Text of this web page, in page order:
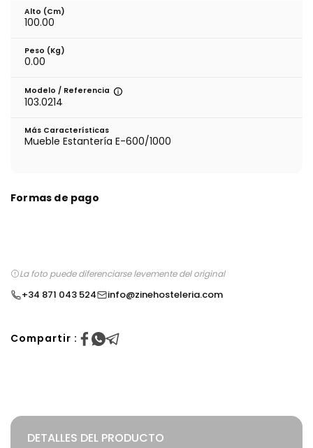
Alto (cm)
100.00
Peso (kg)
0.00
Modelo / Referencia
103.0214
Más Características
Mueble Estantería E-600/1000
Formas de pago
La foto puede diferenciarse levemente del original
+34 871 043 524 info@zinehosteleria.com
Compartir :
DETALLES DEL PRODUCTO